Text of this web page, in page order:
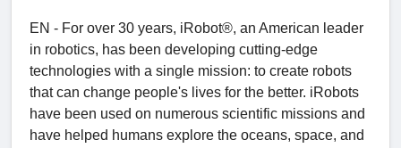
EN - For over 30 years, iRobot®, an American leader
in robotics, has been developing cutting-edge
technologies with a single mission: to create robots
that can change people's lives for the better. iRobots
have been used on numerous scientific missions and
have helped humans explore the oceans, space, and